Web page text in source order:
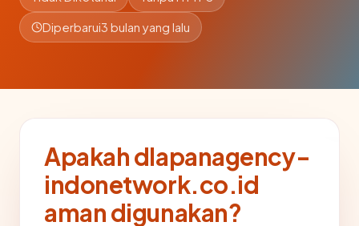
Diperbarui3 bulan yang lalu
Apakah dlapanagency-
indonetwork.co.id
aman digunakan?